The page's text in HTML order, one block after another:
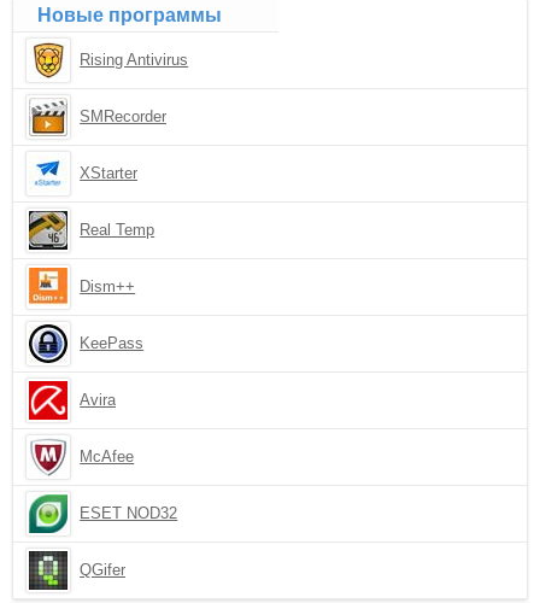
Новые программы
Rising Antivirus
SMRecorder
XStarter
Real Temp
Dism++
KeePass
Avira
McAfee
ESET NOD32
QGifer